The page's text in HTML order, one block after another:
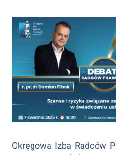
Okręgowa Izba Radców